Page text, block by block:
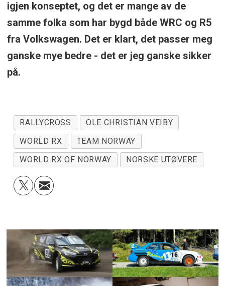
igjen konseptet, og det er mange av de
samme folka som har bygd både WRC og R5
fra Volkswagen. Det er klart, det passer meg
ganske mye bedre - det er jeg ganske sikker
på.
RALLYCROSS
OLE CHRISTIAN VEIBY
WORLD RX
TEAM NORWAY
WORLD RX OF NORWAY
NORSKE UTØVERE